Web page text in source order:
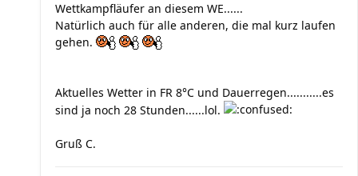
Wettkampfläufer an diesem WE......
Natürlich auch für alle anderen, die mal kurz laufen
gehen.
Aktuelles Wetter in FR 8°C und Dauerregen...........es
sind ja noch 28 Stunden......lol.
Gruß C.